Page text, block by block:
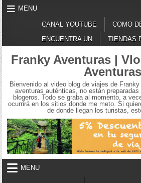
Skip
to
content
MENU
CANAL YOUTUBE
COMO
ENCUENTRA UN
TIENDAS
Franky Aventuras |
Aventuras
Bienvenido al video blog de viajes de
aventuras auténticas, no están
blogeros. Todo se graba al momento, a
ocurrirá en los sitios donde me meto. Si
de donde llegan los turistas,
MENU